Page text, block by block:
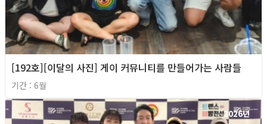
[192호][이달의 사진] 게이 커뮤니티를 만들어가는 사람들
기간 : 6월
2026년